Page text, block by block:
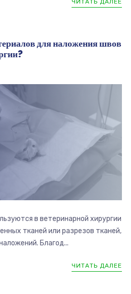
ЧИТАТЬ ДАЛЕЕ
для наложения швов
в ветеринарной хирургии
тканей или разрезов тканей,
Благод...
ЧИТАТЬ ДАЛЕЕ